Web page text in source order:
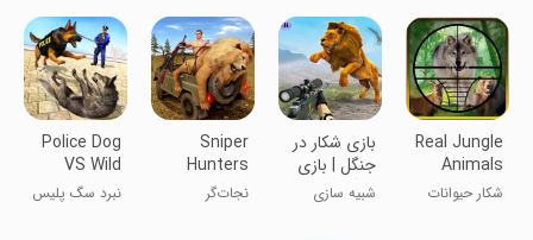
پرندگان صحرا
۳D
Real Jungle
Animals
Hunting
شکار حیوانات
بازی شکار در
جنگل | بازی
تفنگی جدید
شبیه سازی
Sniper
Hunters
Survival
Safari
نجات‌گر
Police Dog
VS Wild
Wolf Attack
Survival
نبرد سگ پلیس